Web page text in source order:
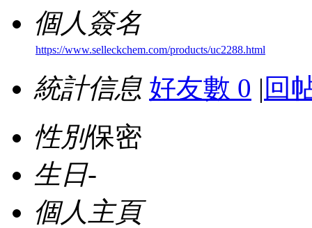
個人簽名
https://www.selleckchem.com/products/uc2288.html
統計信息 好友數 0 | 回
性別保密
生日-
個人主頁